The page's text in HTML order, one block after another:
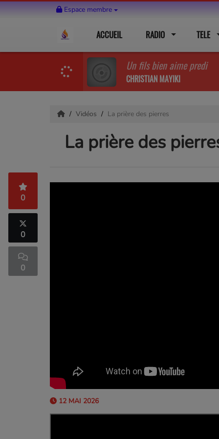
Espace membre
ACCUEIL RADIO TELE
Un fils bien aime predi
CHRISTIAN MAYIKI
Vidéos La prière des pierres
La prière des
0
0
0
12 MAI 2026